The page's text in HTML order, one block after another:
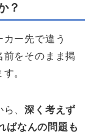
？
ー先で違う
をそのまま掲
。
ら、深く考えず
ばなんの問題も